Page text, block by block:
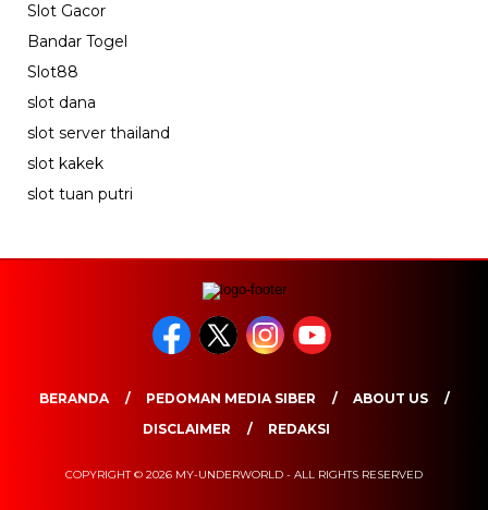
Slot Gacor
Bandar Togel
Slot88
slot dana
slot server thailand
slot kakek
slot tuan putri
BERANDA PEDOMAN MEDIA SIBER
ABOUT US
DISCLAIMER
REDAKSI
COPYRIGHT © 2026 MY-UNDERWORLD - ALL RIGHTS RESERVED